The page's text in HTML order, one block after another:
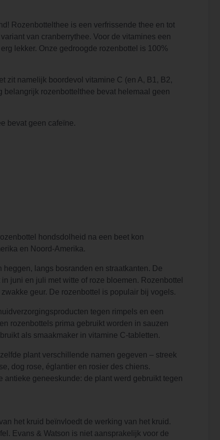
Rozenbottelthee is een verfrissende thee en tot
van cranberrythee. Voor de vitamines een
lekker. Onze gedroogde rozenbottel is 100%
zit namelijk boordevol vitamine C (en A, B1, B2,
rozenbottelthee bevat helemaal geen
bevat geen cafeïne.
hondsdolheid na een beet kon
en Noord-Amerika.
langs bosranden en straatkanten. De
juni en juli met witte of roze bloemen. Rozenbottel
geur. De rozenbottel is populair bij vogels.
tegen rimpels en een
rozenbottels prima gebruikt worden in sauzen
als smaakmaker in vitamine C-tabletten.
plant verschillende namen gegeven – streek
dog rose, églantier en rosier des chiens.
geneeskunde: de plant werd gebruikt tegen
het kruid beïnvloedt de werking van het kruid.
Evans & Watson is niet aansprakelijk voor de